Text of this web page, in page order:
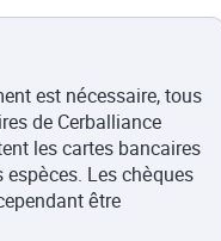
est nécessaire, tous
de Cerballiance
les cartes bancaires
espèces. Les chèques
être